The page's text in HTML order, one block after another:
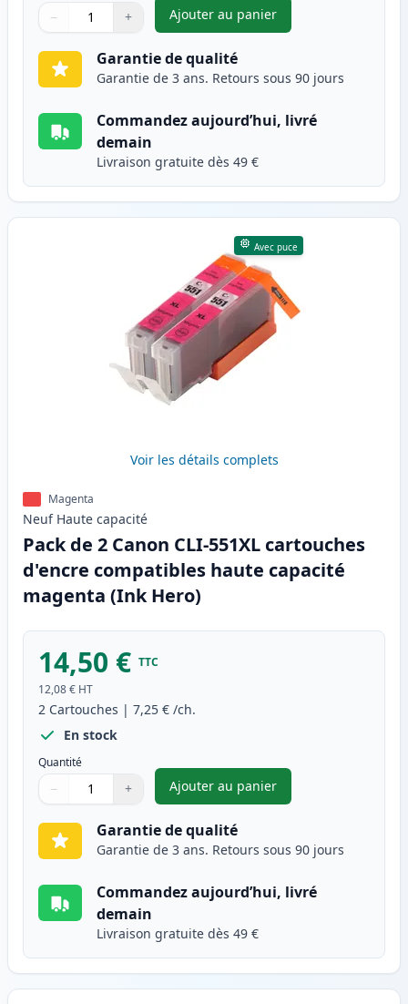
Quantité
Utilisez les boutons pour ajuster
− +
Quantité
Ajouter au panier
,Pack de 2 Canon CLI-551XL
Garantie de qualité
Garantie de 3 ans. Retours sous 90 jours
Commandez aujourd’hui, livré
demain
Livraison gratuite dès 49 €
Avec puce
Voir les détails complets
Magenta
Neuf Haute capacité
Pack de 2 Canon CLI-551XL cartouches
d'encre compatibles haute capacité
magenta (Ink Hero)
14,50 € TTC
12,08 € HT
2 Cartouches | 7,25 € /ch.
En stock
Quantité
Quantité
Utilisez les boutons pour ajuster
− +
Quantité
Ajouter au panier
,Pack de 2 Canon CLI-551XL
Garantie de qualité
Garantie de 3 ans. Retours sous 90 jours
Commandez aujourd’hui, livré
demain
Livraison gratuite dès 49 €